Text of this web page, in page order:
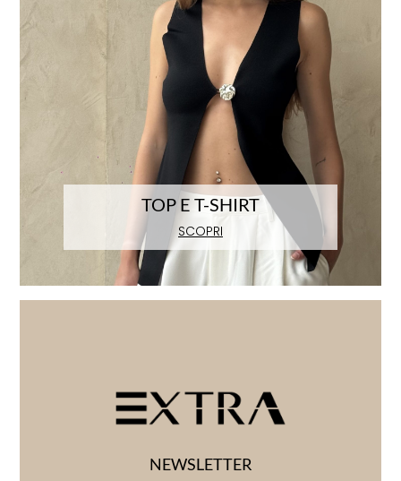
TOP E T-SHIRT
SCOPRI
NEWSLETTER